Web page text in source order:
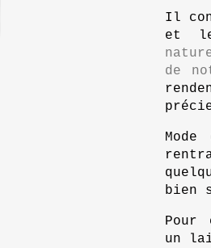
Il
et
de
bien
Pour
un